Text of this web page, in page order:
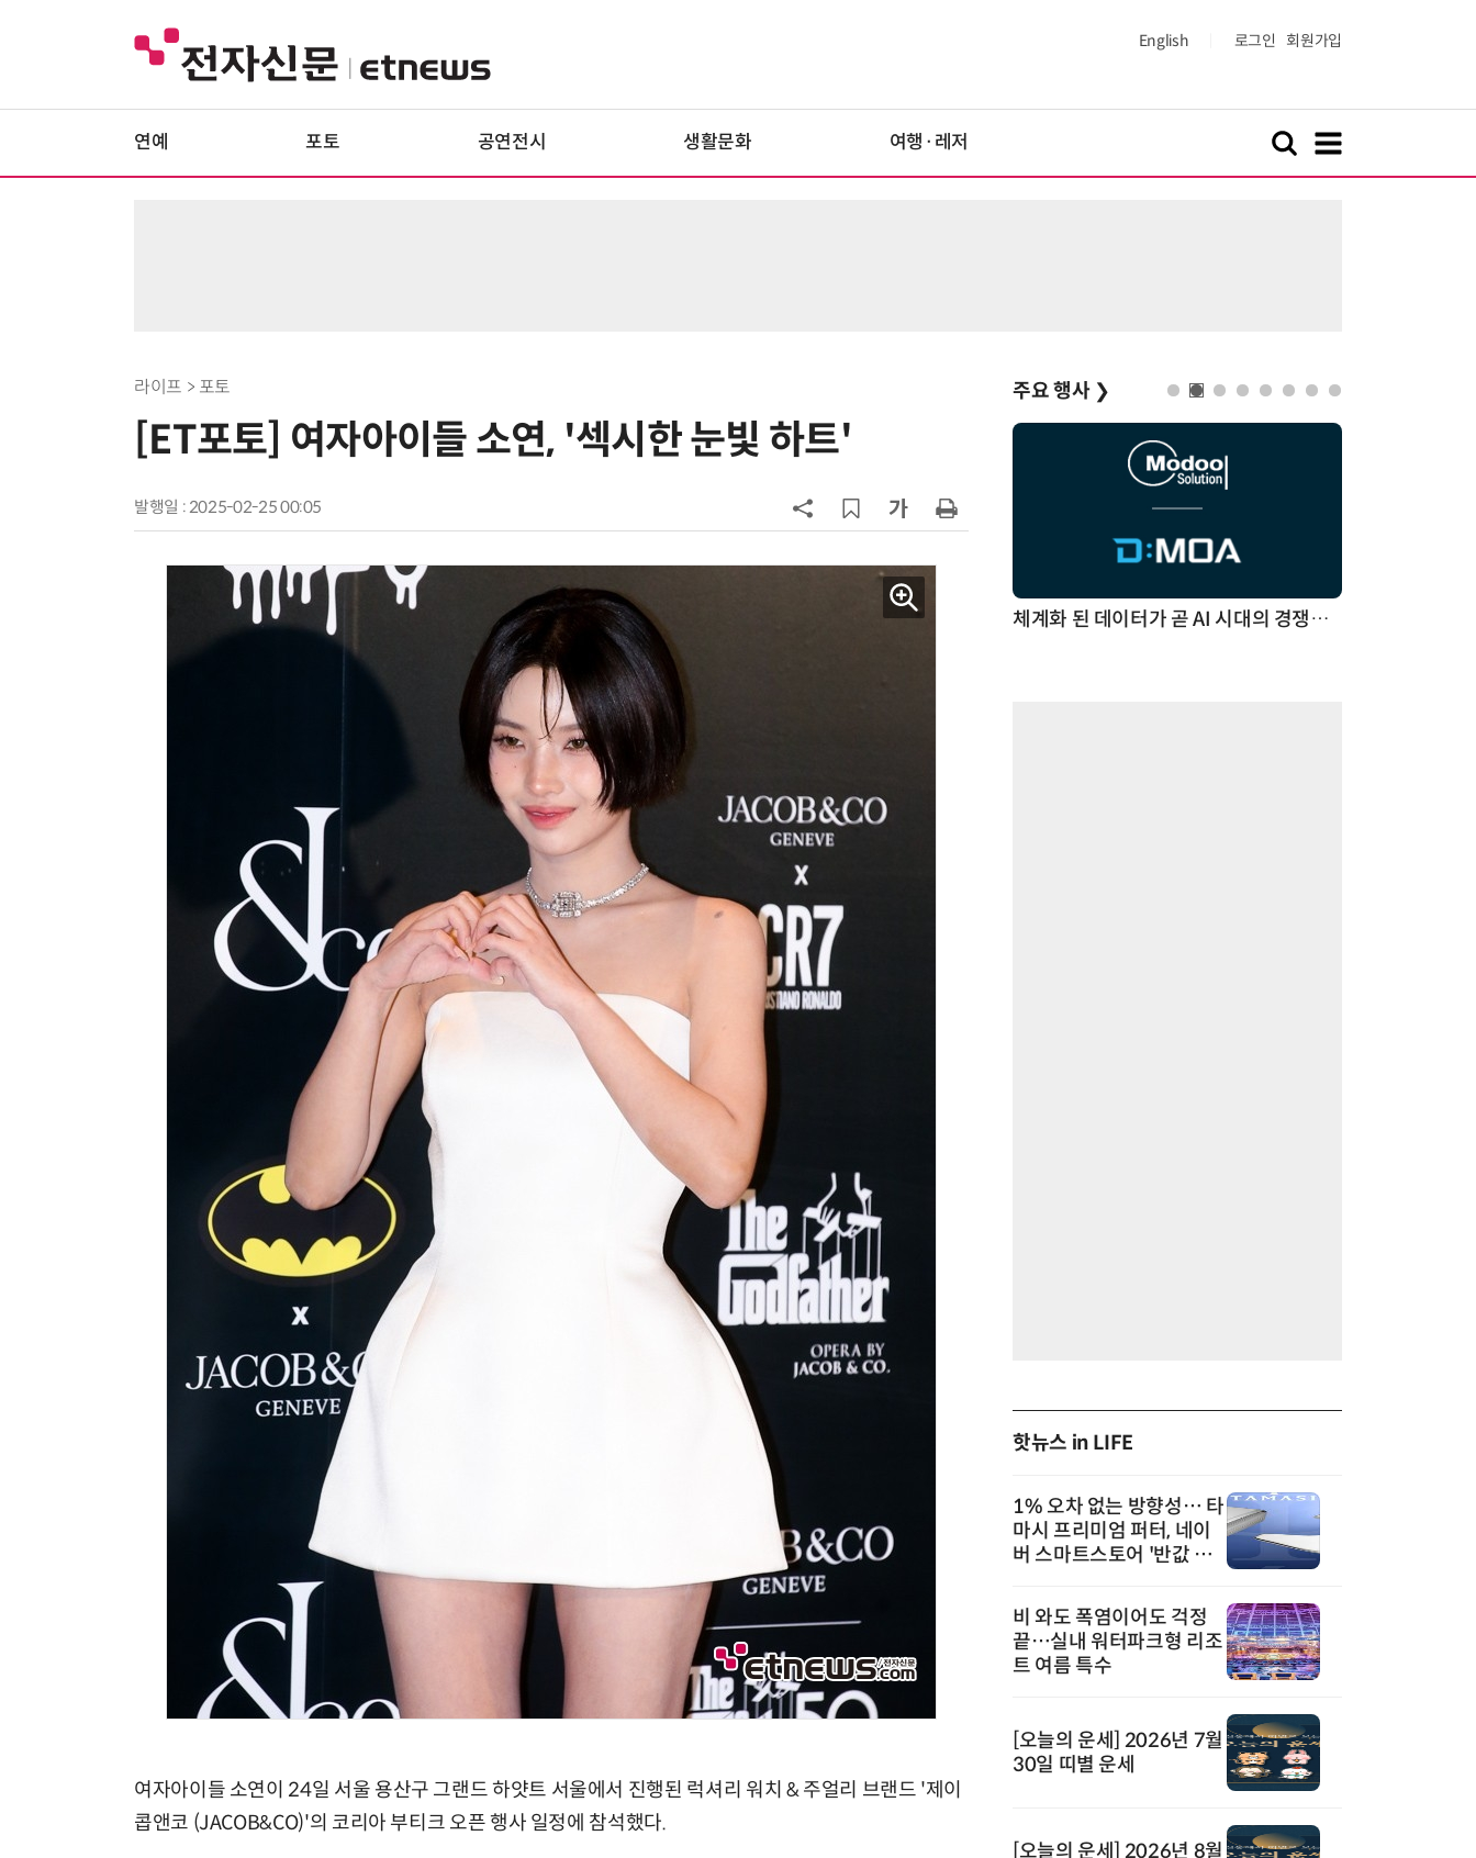
English 로그인 회원가입
연예 포토 공연전시 생활문화 여행·레저
라이프 > 포토
[ET포토] 여자아이들 소연, '섹시한 눈빛 하트'
발행일 : 2025-02-25 00:05
여자아이들 소연이 24일 서울 용산구 그랜드 하얏트 서울에서 진행된 럭셔리 워치 & 주얼리 브랜드 '제이
콥앤코 (JACOB&CO)'의 코리아 부티크 오픈 행사 일정에 참석했다.
주요 행사 ❯
AI Native Enterprise를 지원하는 AI Ready Data 플랫폼 활용 전략 체계화 된 데이터가 곧 AI 시대의 경쟁력이다
핫뉴스 in LIFE
1% 오차 없는 방향성… 타
마시 프리미엄 퍼터, 네이
버 스마트스토어 '반값 할
비 와도 폭염이어도 걱정
끝…실내 워터파크형 리조
트 여름 특수
[오늘의 운세] 2026년 7월
30일 띠별 운세
[오늘의 운세] 2026년 8월